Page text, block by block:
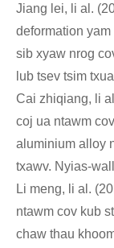
Jiang lei, li al.
deformation
sib xyaw nrog
lub tsev tsim
Cai zhiqiang, li
coj ua ntawm
aluminium alloy
txawv. Nyias-
Li meng, li al.
ntawm cov kub
chaw thau